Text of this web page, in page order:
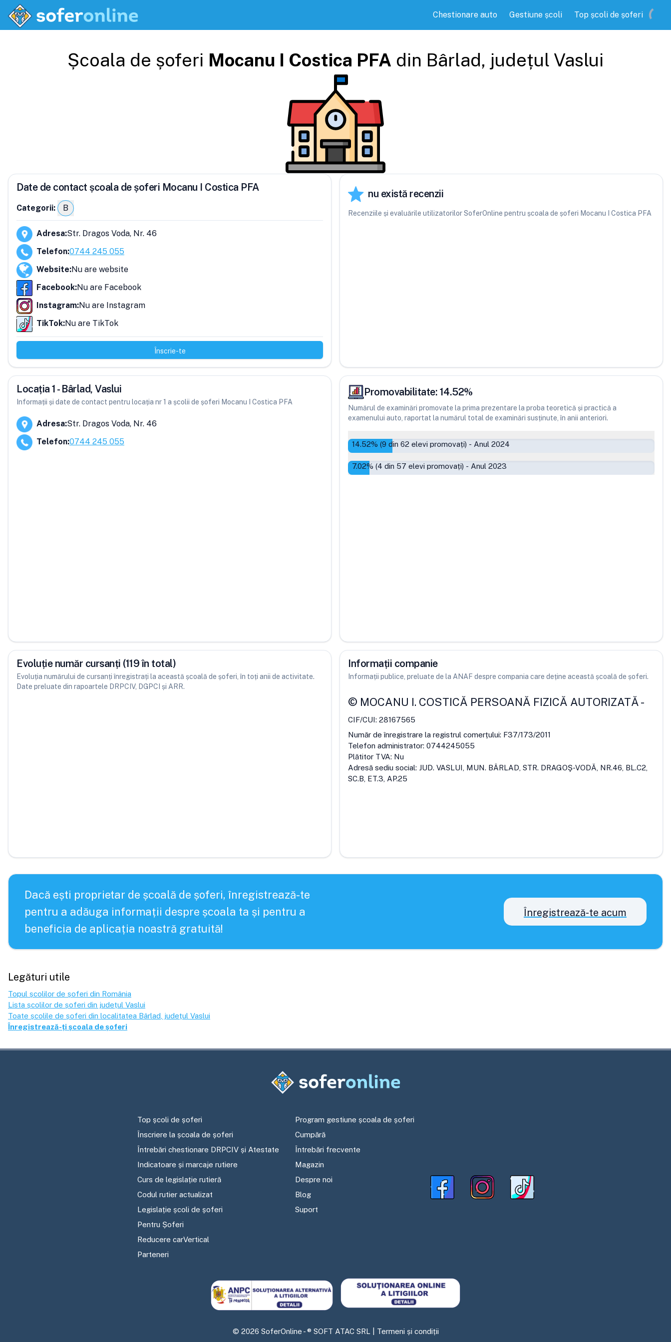
Chestionare auto Gestiune școli Top școli de șoferi
Școala de șoferi Mocanu I Costica PFA din Bârlad, județul Vaslui
Date de contact școala de șoferi Mocanu I Costica PFA
Categorii: B
Adresa:Str. Dragos Voda, Nr. 46
Telefon:0744 245 055
Website:Nu are website
Facebook:Nu are Facebook
Instagram:Nu are Instagram
TikTok:Nu are TikTok
Înscrie-te
nu există recenzii
Recenziile și evaluările utilizatorilor SoferOnline pentru școala de șoferi Mocanu I Costica PFA
Locația 1 - Bârlad, Vaslui
Informații și date de contact pentru locația nr 1 a școlii de șoferi Mocanu I Costica PFA
Adresa:Str. Dragos Voda, Nr. 46
Telefon:0744 245 055
Promovabilitate: 14.52%
Numărul de examinări promovate la prima prezentare la proba teoretică și practică a
examenului auto, raportat la numărul total de examinări susținute, în anii anteriori.
14.52% (9 din 62 elevi promovați) - Anul 2024
7.02% (4 din 57 elevi promovați) - Anul 2023
Evoluție număr cursanți (119 în total)
Evoluția numărului de cursanți înregistrați la această școală de șoferi, în toți anii de activitate.
Date preluate din rapoartele DRPCIV, DGPCI și ARR.
Informații companie
Informații publice, preluate de la ANAF despre compania care deține această școală de șoferi.
© MOCANU I. COSTICĂ PERSOANĂ FIZICĂ AUTORIZATĂ-
CIF/CUI: 28167565
Număr de înregistrare la registrul comerțului: F37/173/2011
Telefon administrator: 0744245055
Plătitor TVA: Nu
Adresă sediu social: JUD. VASLUI, MUN. BÂRLAD, STR. DRAGOŞ-VODĂ, NR.46, BL.C2,
SC.B, ET.3, AP.25
Dacă ești proprietar de școală de șoferi, înregistrează-te
pentru a adăuga informații despre școala ta și pentru a
beneficia de aplicația noastră gratuită!
Înregistrează-te acum
Legături utile
Topul școlilor de șoferi din România
Lista școlilor de șoferi din județul Vaslui
Toate școlile de șoferi din localitatea Bârlad , județul Vaslui
Înregistrează-ți școala de șoferi
Top școli de șoferi
Înscriere la școala de șoferi
Întrebări chestionare DRPCIV și Atestate
Indicatoare și marcaje rutiere
Curs de legislație rutieră
Codul rutier actualizat
Legislație școli de șoferi
Pentru Șoferi
Reducere carVertical
Parteneri
Program gestiune școala de șoferi
Cumpără
Întrebări frecvente
Magazin
Despre noi
Blog
Suport
© 2026 SoferOnline - ® SOFT ATAC SRL | Termeni și condiții